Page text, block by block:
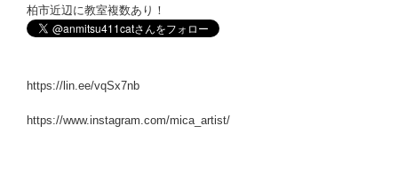
柏市近辺に教室複数あり！
https://lin.ee/vqSx7nb
https://www.instagram.com/mica_artist/